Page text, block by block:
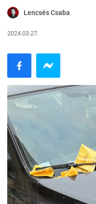
Lencsés Csaba
2024.03.27.